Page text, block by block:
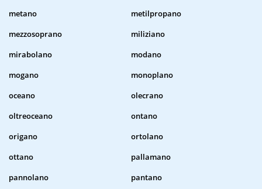
metano
metilpropano
mezzosoprano
miliziano
mirabolano
modano
mogano
monoplano
oceano
olecrano
oltreoceano
ontano
origano
ortolano
ottano
pallamano
pannolano
pantano